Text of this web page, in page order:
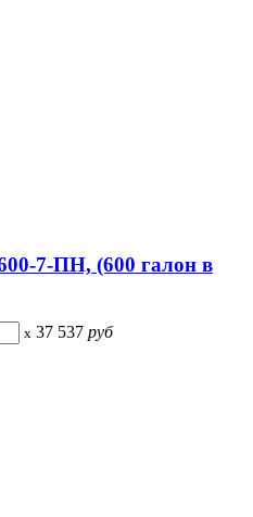
7-ПН, (600 галон в
x 37 537 руб